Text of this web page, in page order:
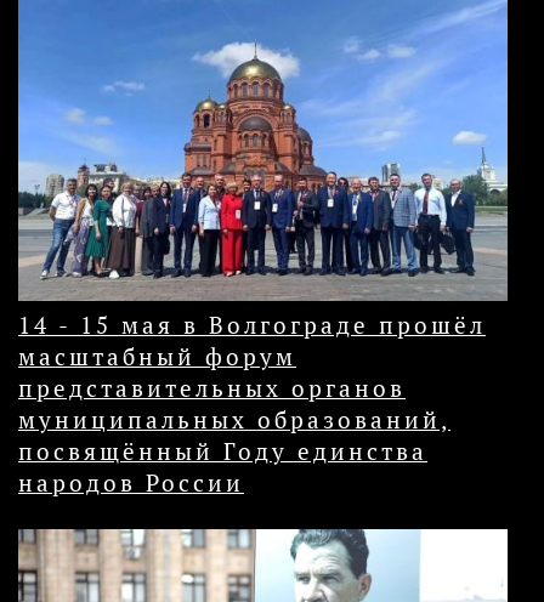
14 - 15 мая в Волгограде прошёл
масштабный форум
представительных органов
муниципальных образований,
посвящённый Году единства
народов России